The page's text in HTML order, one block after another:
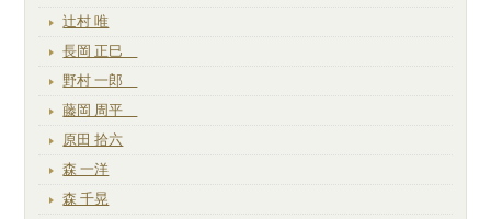
辻村 唯
長岡 正巳
野村 一郎
藤岡 周平
原田 拾六
森 一洋
森 千晃